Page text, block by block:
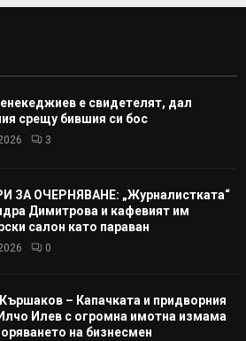
е свидетелят, дал
срещу бившия си бос
3
ЗА ОЧЕРНЯВАНЕ: „Журналистката“
Димитрова и кафевият им
салон като параван
0
– Капачката и придворния
Илев с огромна имотна измама
на бизнесмен